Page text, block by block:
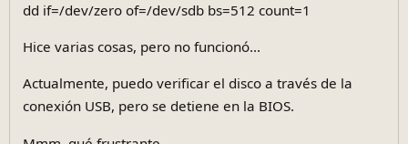
dd if=/dev/zero of=/dev/sdb bs=512 count=1
Hice varias cosas, pero no funcionó...
Actualmente, puedo verificar el disco a través de la
conexión USB, pero se detiene en la BIOS.